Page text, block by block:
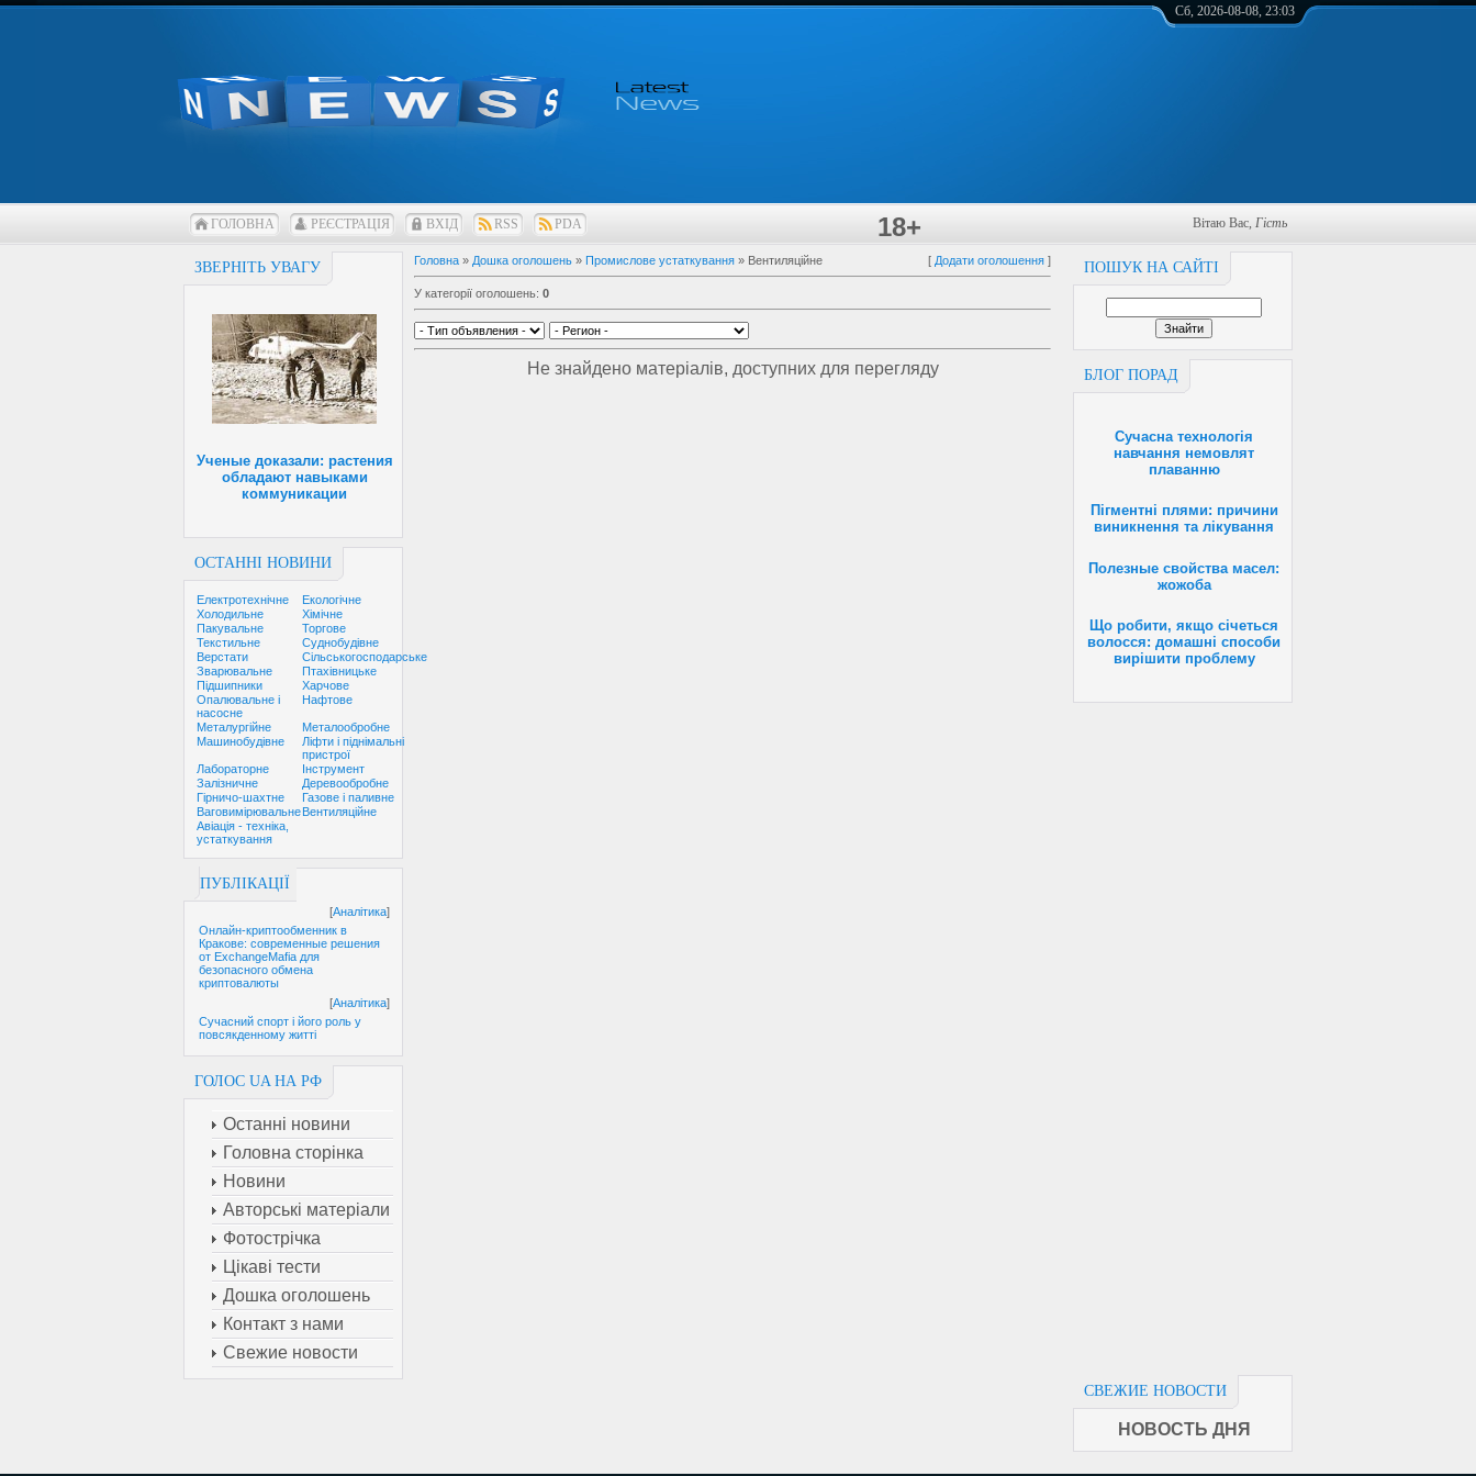
Сб, 2026-08-08, 23:03
ГОЛОВНА РЕЄСТРАЦІЯ ВХІД RSS PDA 18+ Вітаю Вас, Гість
ЗВЕРНІТЬ УВАГУ
Ученые доказали: растения
обладают навыками
коммуникации
ОСТАННІ НОВИНИ
Електротехнічне
Екологічне
Холодильне
Хімічне
Пакувальне
Торгове
Текстильне
Суднобудівне
Верстати
Сільськогосподарське
Зварювальне
Птахівницьке
Підшипники
Харчове
Опалювальне і
насосне
Нафтове
Металургійне
Металообробне
Машинобудівне
Ліфти і піднімальні
пристрої
Лабораторне
Інструмент
Залізничне
Деревообробне
Гірничо-шахтне
Газове і паливне
Ваговимірювальне Вентиляційне
Авіація - техніка,
устаткування
ПУБЛІКАЦІЇ
[Аналітика]
Онлайн-криптообменник в
Кракове: современные решения
от ExchangeMafia для
безопасного обмена
криптовалюты
[Аналітика]
Сучасний спорт і його роль у
повсякденному житті
ГОЛОС UA НА РФ
Останні новини
Головна сторінка
Новини
Авторські матеріали
Фотострічка
Цікаві тести
Дошка оголошень
Контакт з нами
Свежие новости
ПОШУК НА САЙТІ
БЛОГ ПОРАД
Сучасна технологія
навчання немовлят
плаванню
Пігментні плями: причини
виникнення та лікування
Полезные свойства масел:
жожоба
Що робити, якщо січеться
волосся: домашні способи
вирішити проблему
СВЕЖИЕ НОВОСТИ
НОВОСТЬ ДНЯ
Головна » Дошка оголошень » Промислове устаткування » Вентиляційне [ Додати оголошення ]
У категорії оголошень: 0
Не знайдено матеріалів, доступних для перегляду